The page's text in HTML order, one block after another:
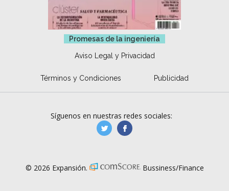
Promesas de la ingeniería
Aviso Legal y Privacidad
Términos y Condiciones Publicidad
Síguenos en nuestras redes sociales:
manufacturaGE
© 2026 Expansión. Bussiness/Finance